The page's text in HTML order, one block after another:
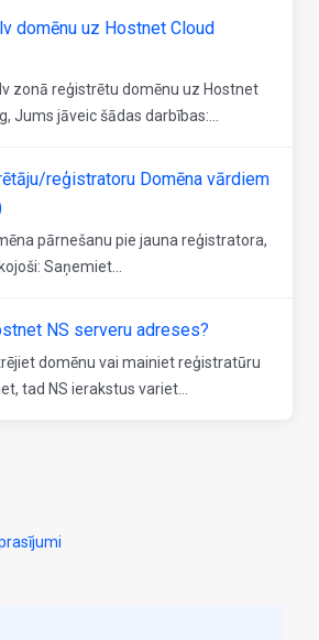
domēnu uz Hostnet Cloud
zonā reģistrētu domēnu uz Hostnet
Jums jāveic šādas darbības:...
reģistratoru Domēna vārdiem
pārnešanu pie jauna reģistratora,
Saņemiet...
NS serveru adreses?
domēnu vai mainiet reģistratūru
tad NS ierakstus variet...